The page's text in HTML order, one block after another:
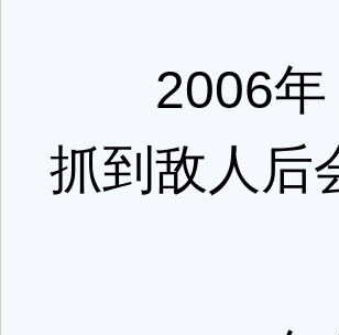
2006年，
抓到敌人后